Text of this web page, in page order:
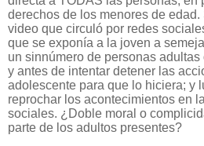
derechos de los menores de edad.
video que circuló por redes
que se exponía a la joven a
un sinnúmero de personas
y antes de intentar detener las
adolescente para que lo hiciera; y
reprochar los acontecimientos en
sociales. ¿Doble moral o
parte de los adultos presentes?